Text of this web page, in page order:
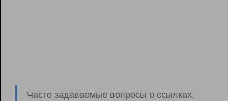
Часто задаваемые вопросы о ссылках.